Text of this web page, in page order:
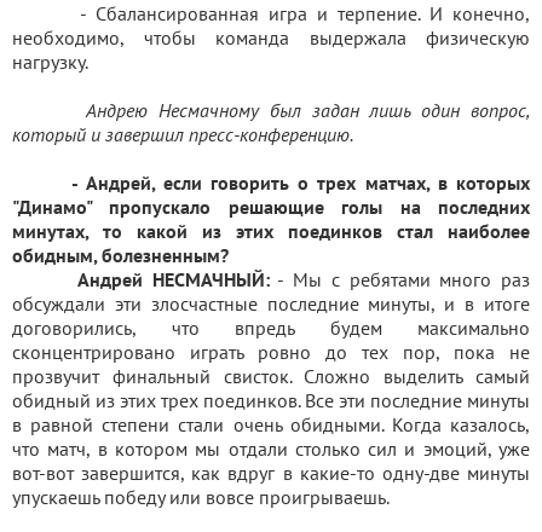
- Сбалансированная игра и терпение. И конечно,
необходимо, чтобы команда выдержала физическую
нагрузку.
Андрею Несмачному был задан лишь один вопрос,
который и завершил пресс-конференцию.
- Андрей, если говорить о трех матчах, в которых
"Динамо" пропускало решающие голы на последних
минутах, то какой из этих поединков стал наиболее
обидным, болезненным?
Андрей НЕСМАЧНЫЙ:- Мы с ребятами много раз
обсуждали эти злосчастные последние минуты, и в итоге
договорились, что впредь будем максимально
сконцентрировано играть ровно до тех пор, пока не
прозвучит финальный свисток. Сложно выделить самый
обидный из этих трех поединков. Все эти последние минуты
в равной степени стали очень обидными. Когда казалось,
что матч, в котором мы отдали столько сил и эмоций, уже
вот-вот завершится, как вдруг в какие-то одну-две минуты
упускаешь победу или вовсе проигрываешь.